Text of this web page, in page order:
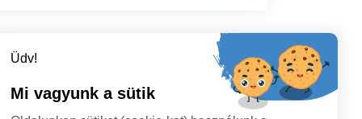
Üdv!
Mi vagyunk a sütik